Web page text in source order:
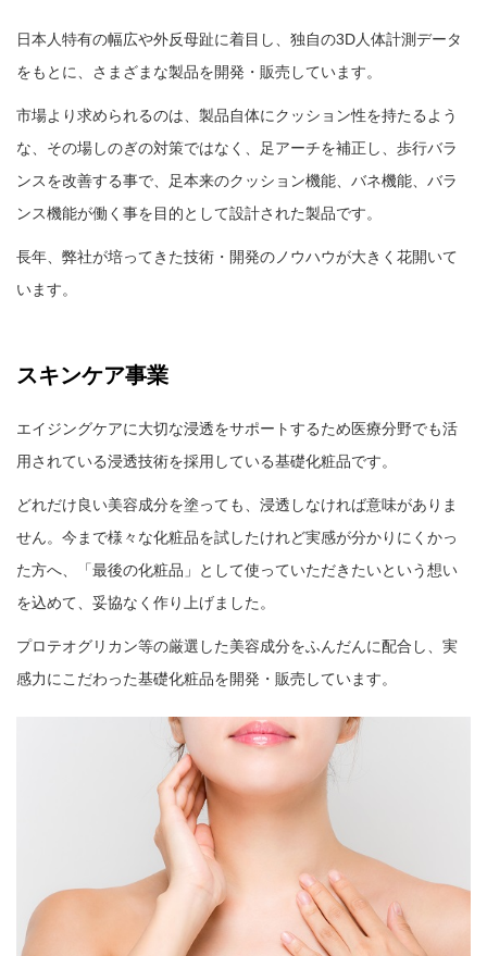
日本人特有の幅広や外反母趾に着目し、独自の3D人体計測データ
をもとに、さまざまな製品を開発・販売しています。
市場より求められるのは、製品自体にクッション性を持たるよう
な、その場しのぎの対策ではなく、足アーチを補正し、歩行バラ
ンスを改善する事で、足本来のクッション機能、バネ機能、バラ
ンス機能が働く事を目的として設計された製品です。
長年、弊社が培ってきた技術・開発のノウハウが大きく花開いて
います。
スキンケア事業
エイジングケアに大切な浸透をサポートするため医療分野でも活
用されている浸透技術を採用している基礎化粧品です。
どれだけ良い美容成分を塗っても、浸透しなければ意味がありま
せん。今まで様々な化粧品を試したけれど実感が分かりにくかっ
た方へ、「最後の化粧品」として使っていただきたいという想い
を込めて、妥協なく作り上げました。
プロテオグリカン等の厳選した美容成分をふんだんに配合し、実
感力にこだわった基礎化粧品を開発・販売しています。